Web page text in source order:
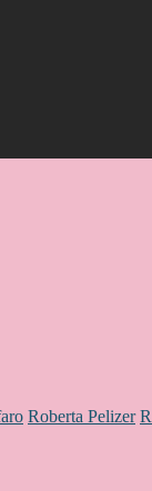
Roberta Pelizer